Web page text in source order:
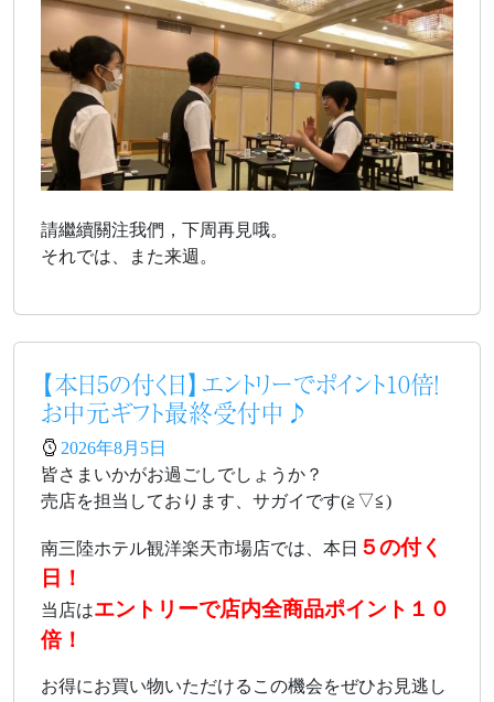
請繼續關注我們，下周再見哦。
それでは、また来週。
【本日5の付く日】エントリーでポイント10倍！
お中元ギフト最終受付中♪
2026年8月5日
皆さまいかがお過ごしでしょうか？
売店を担当しております、サガイです(≧▽≦)
南三陸ホテル観洋楽天市場店では、本日 ５の付く
日！
当店はエントリーで店内全商品ポイント１０
倍！
お得にお買い物いただけるこの機会をぜひお見逃し